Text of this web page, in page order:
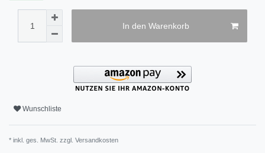
In den Warenkorb
Wunschliste
* inkl. ges. MwSt. zzgl. Versandkosten